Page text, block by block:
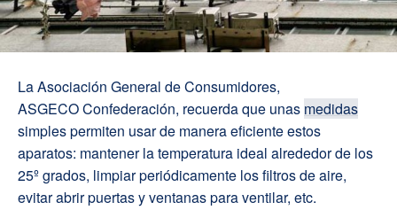
La Asociación General de Consumidores,
ASGECO Confederación, recuerda que unas medidas
simples permiten usar de manera eficiente estos
aparatos: mantener la temperatura ideal alrededor de los
25º grados, limpiar periódicamente los filtros de aire,
evitar abrir puertas y ventanas para ventilar, etc.